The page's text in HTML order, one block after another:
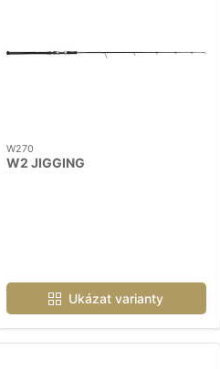
W270
W2 JIGGING
Ukázat varianty